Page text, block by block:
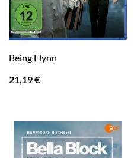
Being Flynn
21,19€